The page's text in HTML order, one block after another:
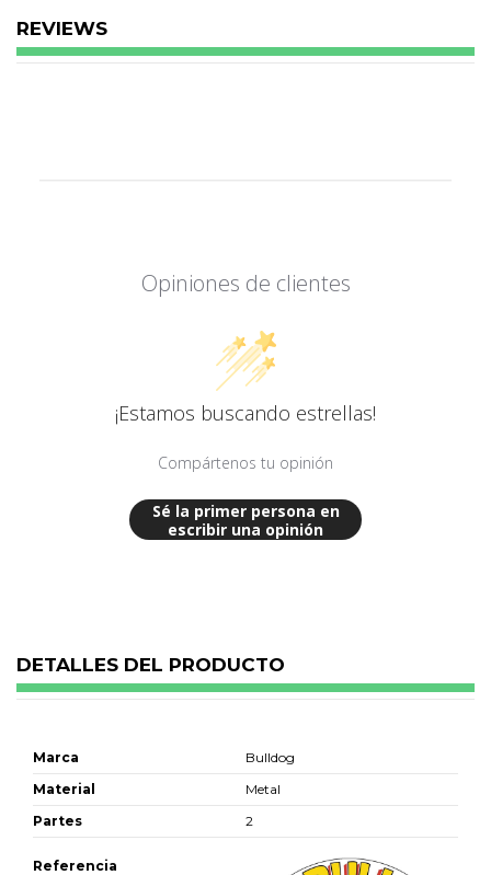
REVIEWS
Opiniones de clientes
¡Estamos buscando estrellas!
Compártenos tu opinión
Sé la primer persona en
escribir una opinión
DETALLES DEL PRODUCTO
Marca
Bulldog
Material
Metal
Partes
2
Referencia